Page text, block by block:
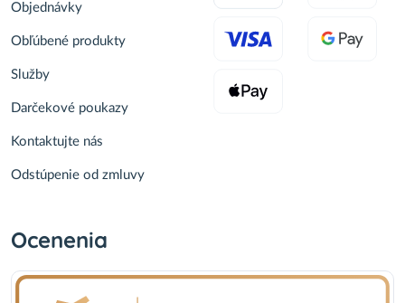
Objednávky
Obľúbené produkty
Služby
Darčekové poukazy
Kontaktujte nás
Odstúpenie od zmluvy
Ocenenia